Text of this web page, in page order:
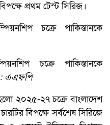
প্রথম টেস্ট সিরিজ।
চক্রে পাকিস্তানকে
এএফপি
২০২৫-২৭ চক্রে বাংলাদেশ
বিপক্ষে সর্বশেষ সিরিজে